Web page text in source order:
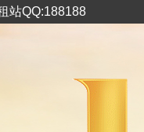
站QQ:188188